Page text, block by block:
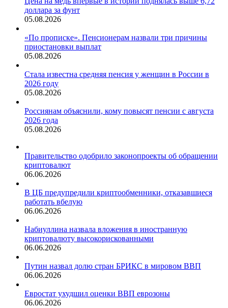
доллара за фунт
05.08.2026
«По прописке». Пенсионерам назвали три причины
приостановки выплат
05.08.2026
Стала известна средняя пенсия у женщин в России в
2026 году
05.08.2026
Россиянам объяснили, кому повысят пенсии с августа
2026 года
05.08.2026
Правительство одобрило законопроекты об обращении
криптовалют
06.06.2026
В ЦБ предупредили криптообменники, отказавшиеся
работать вбелую
06.06.2026
Набиуллина назвала вложения в иностранную
криптовалюту высокорискованными
06.06.2026
Путин назвал долю стран БРИКС в мировом ВВП
06.06.2026
Евростат ухудшил оценки ВВП еврозоны
06.06.2026